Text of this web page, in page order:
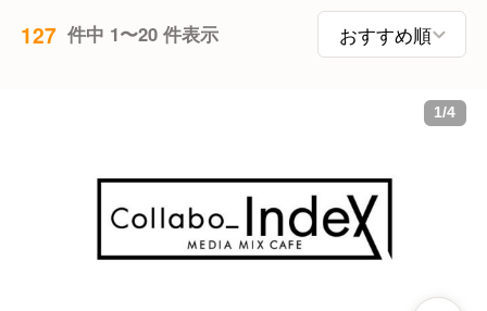
127 件中 1〜20 件表示
1/4